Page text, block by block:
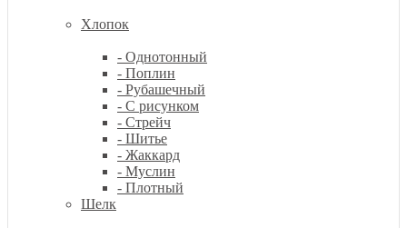
Хлопок
- Однотонный
- Поплин
- Рубашечный
- С рисунком
- Стрейч
- Шитье
- Жаккард
- Муслин
- Плотный
Шелк